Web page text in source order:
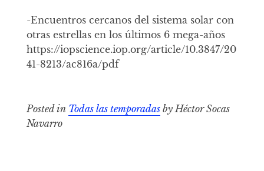
-Encuentros cercanos del sistema solar con
otras estrellas en los últimos 6 mega-años
https://iopscience.iop.org/article/10.3847/20
41-8213/ac816a/pdf
Posted in Todas las temporadasby Héctor Socas
Navarro